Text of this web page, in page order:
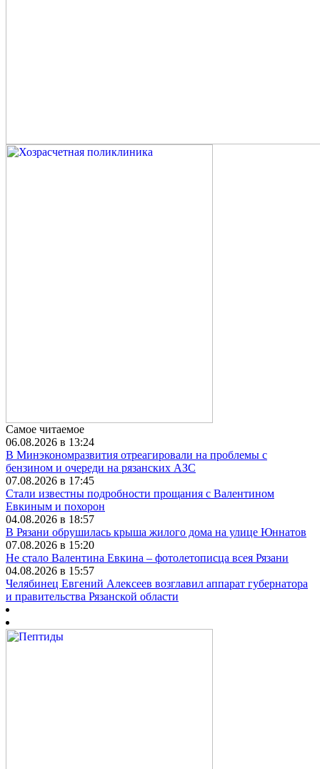
Самое читаемое
06.08.2026 в 13:24
В Минэкономразвития отреагировали на проблемы с
бензином и очереди на рязанских АЗС
07.08.2026 в 17:45
Стали известны подробности прощания с Валентином
Евкиным и похорон
04.08.2026 в 18:57
В Рязани обрушилась крыша жилого дома на улице Юннатов
07.08.2026 в 15:20
Не стало Валентина Евкина – фотолетописца всея Рязани
04.08.2026 в 15:57
Челябинец Евгений Алексеев возглавил аппарат губернатора
и правительства Рязанской области